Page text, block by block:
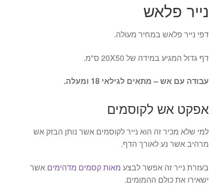
נייר פלאש
דפי נייר פלאש במחיר מעולה.
דף גדול המגיע במידה של 20X50 ס"מ.
עבודה עם אש – מתאים לגילאי 18 ומעלה.
אפקט אש לקוסמים
למי שלא מכיר זה הוא נייר לקוסמים אשר נותן הבזק אש
מרהיב אשר נע לאורך הדף.
בעזרת נייר זה אפשר לבצע מאות קסמים מדהימים אשר
ישאירו את כולם ההמומים.